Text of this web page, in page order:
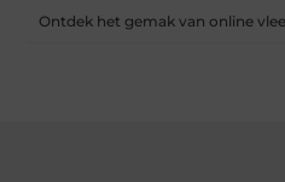
Ontdek het gemak van online